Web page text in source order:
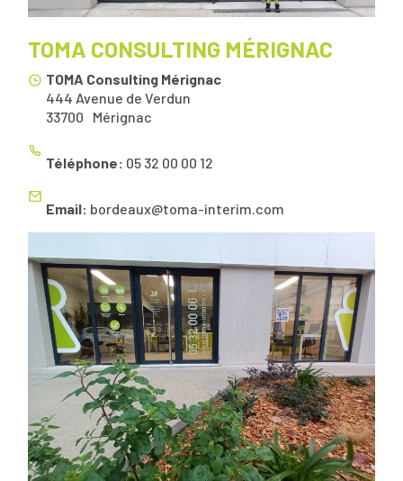
TOMA CONSULTING MÉRIGNAC
TOMA Consulting Mérignac
444 Avenue de Verdun
Mérignac
33700
Téléphone: 05 32 00 00 12
Email: bordeaux@toma-interim.com